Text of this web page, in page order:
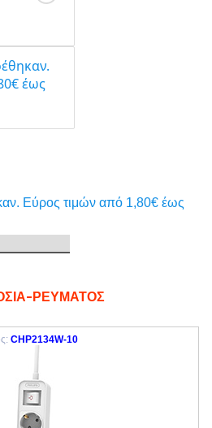
έως
Eύρος τιμών από 1,80€ έως
ΡΕΥΜΑΤΟΣ
CHP2134W-10